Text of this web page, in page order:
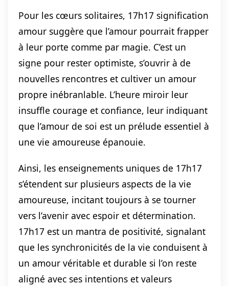
Pour les cœurs solitaires, 17h17 signification
amour suggère que l’amour pourrait frapper
à leur porte comme par magie. C’est un
signe pour rester optimiste, s’ouvrir à de
nouvelles rencontres et cultiver un amour
propre inébranlable. L’heure miroir leur
insuffle courage et confiance, leur indiquant
que l’amour de soi est un prélude essentiel à
une vie amoureuse épanouie.
Ainsi, les enseignements uniques de 17h17
s’étendent sur plusieurs aspects de la vie
amoureuse, incitant toujours à se tourner
vers l’avenir avec espoir et détermination.
17h17 est un mantra de positivité, signalant
que les synchronicités de la vie conduisent à
un amour véritable et durable si l’on reste
aligné avec ses intentions et valeurs